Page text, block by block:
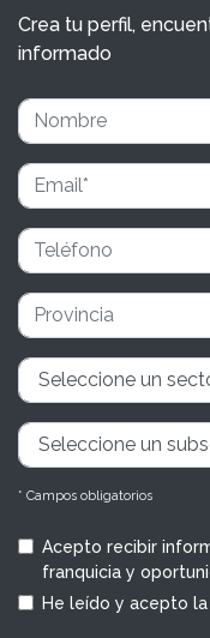
Crea tu perfil,
informado
* Campos obligatorios
Acepto recibir
franquicia y
He leído y acepto la